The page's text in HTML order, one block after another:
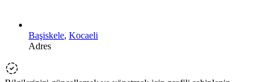
Başiskele, Kocaeli
Adres